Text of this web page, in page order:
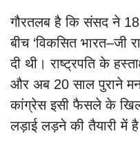
गौरतलब है कि संसद ने 18
बीच ‘विकसित भारत–जी
दी थी। राष्ट्रपति के
और अब 20 साल पुराने
कांग्रेस इसी फैसले के
लड़ाई लड़ने की तैयारी में